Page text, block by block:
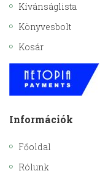
Kívánságlista
Könyvesbolt
Kosár
Információk
Főoldal
Rólunk